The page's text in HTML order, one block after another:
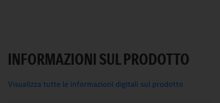
INFORMAZIONI SUL PRODOTTO
Visualizza tutte le informazioni digitali sul prodotto